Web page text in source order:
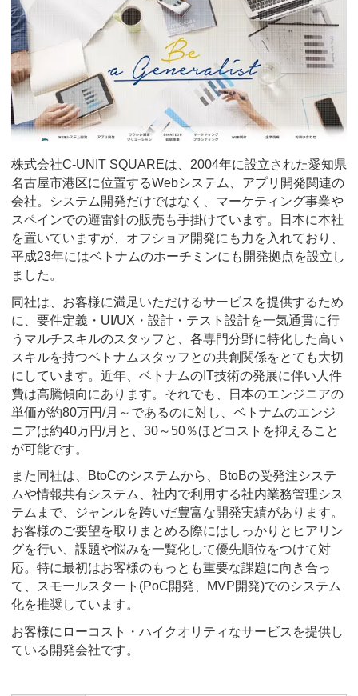
株式会社C-UNIT SQUAREは、2004年に設立された愛知県
名古屋市港区に位置するWebシステム、アプリ開発関連の
会社。システム開発だけではなく、マーケティング事業や
スペインでの避雷針の販売も手掛けています。日本に本社
を置いていますが、オフショア開発にも力を入れており、
平成23年にはベトナムのホーチミンにも開発拠点を設立し
ました。
同社は、お客様に満足いただけるサービスを提供するため
に、要件定義・UI/UX・設計・テスト設計を一気通貫に行
うマルチスキルのスタッフと、各専門分野に特化した高い
スキルを持つベトナムスタッフとの共創関係をとても大切
にしています。近年、ベトナムのIT技術の発展に伴い人件
費は高騰傾向にあります。それでも、日本のエンジニアの
単価が約80万円/月～であるのに対し、ベトナムのエンジ
ニアは約40万円/月と、30～50％ほどコストを抑えること
が可能です。
また同社は、BtoCのシステムから、BtoBの受発注システ
ムや情報共有システム、社内で利用する社内業務管理シス
テムまで、ジャンルを跨いだ豊富な開発実績があります。
お客様のご要望を取りまとめる際にはしっかりとヒアリン
グを行い、課題や悩みを一覧化して優先順位をつけて対
応。特に最初はお客様のもっとも重要な課題に向き合っ
て、スモールスタート(PoC開発、MVP開発)でのシステム
化を推奨しています。
お客様にローコスト・ハイクオリティなサービスを提供し
ている開発会社です。